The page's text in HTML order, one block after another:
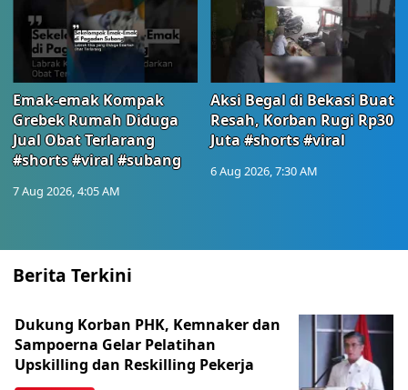
Emak-emak Kompak
Grebek Rumah Diduga
Jual Obat Terlarang
#shorts #viral #subang
7 Aug 2026, 4:05 AM
Aksi Begal di Bekasi Buat
Resah, Korban Rugi Rp30
Juta #shorts #viral
6 Aug 2026, 7:30 AM
Berita Terkini
Dukung Korban PHK, Kemnaker dan
Sampoerna Gelar Pelatihan
Upskilling dan Reskilling Pekerja